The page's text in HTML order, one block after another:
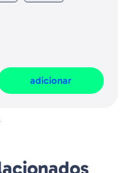
adicionar